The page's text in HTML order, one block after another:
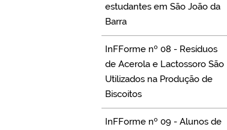
estudantes em São João da
Barra
InFForme nº 08 - Resíduos
de Acerola e Lactossoro São
Utilizados na Produção de
Biscoitos
InFForme nº 09 - Alunos de